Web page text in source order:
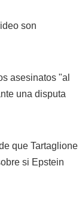
son
asesinatos "al
una disputa
que Tartaglione
si Epstein